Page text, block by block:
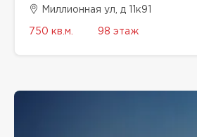
Миллионная ул, д 11к91
750 кв.м. 98 этаж